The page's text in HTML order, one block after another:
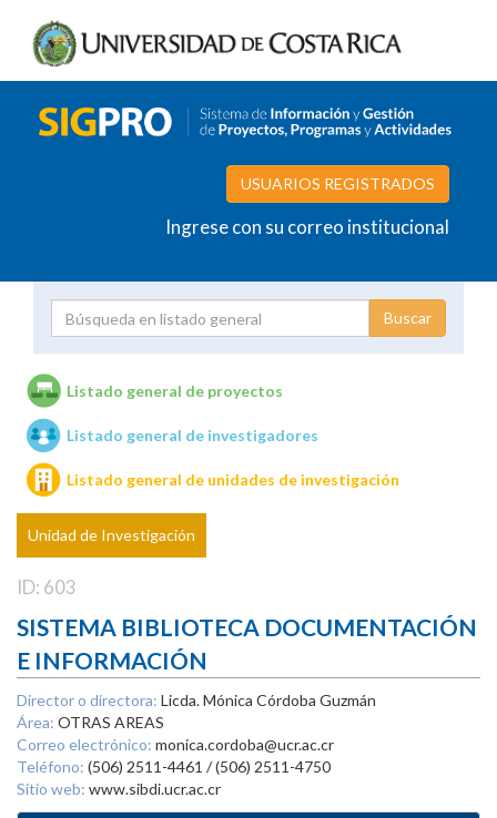
USUARIOS REGISTRADOS
Ingrese con su correo institucional
Unidades de investigación
Listado general de proyectos
Listado general de investigadores
Listado general de unidades de investigación
Unidad de Investigación
ID: 603
SISTEMA BIBLIOTECA DOCUMENTACIÓN
E INFORMACIÓN
Director o directora: Licda. Mónica Córdoba Guzmán
Área: OTRAS AREAS
Correo electrónico: monica.cordoba@ucr.ac.cr
Teléfono: (506) 2511-4461 / (506) 2511-4750
Sitio web: www.sibdi.ucr.ac.cr